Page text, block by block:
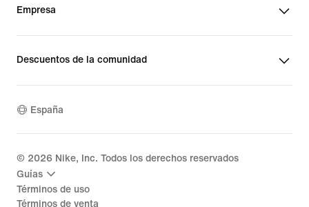
Empresa
Descuentos de la comunidad
España
© 2026 Nike, Inc. Todos los derechos reservados
Guías
Términos de uso
Términos de venta